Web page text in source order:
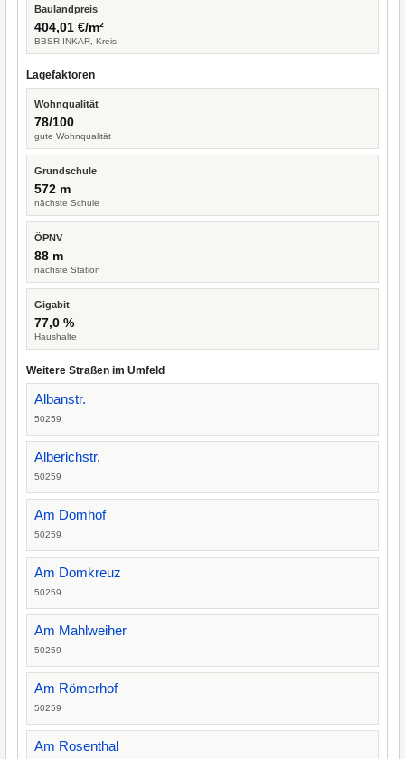
Baulandpreis
404,01 €/m²
BBSR INKAR, Kreis
Lagefaktoren
Wohnqualität
78/100
gute Wohnqualität
Grundschule
572 m
nächste Schule
ÖPNV
88 m
nächste Station
Gigabit
77,0 %
Haushalte
Weitere Straßen im Umfeld
Albanstr.
50259
Alberichstr.
50259
Am Domhof
50259
Am Domkreuz
50259
Am Mahlweiher
50259
Am Römerhof
50259
Am Rosenthal